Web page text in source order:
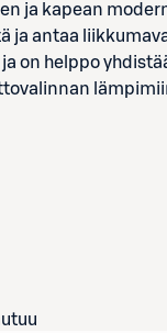
ja kapean
antaa
on helppo